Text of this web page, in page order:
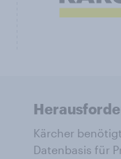
Kärcher
Datenbasis für